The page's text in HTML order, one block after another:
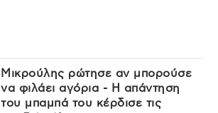
Μικρούλης ρώτησε αν μπορούσε
να φιλάει αγόρια - Η απάντηση
του μπαμπά του κέρδισε τις